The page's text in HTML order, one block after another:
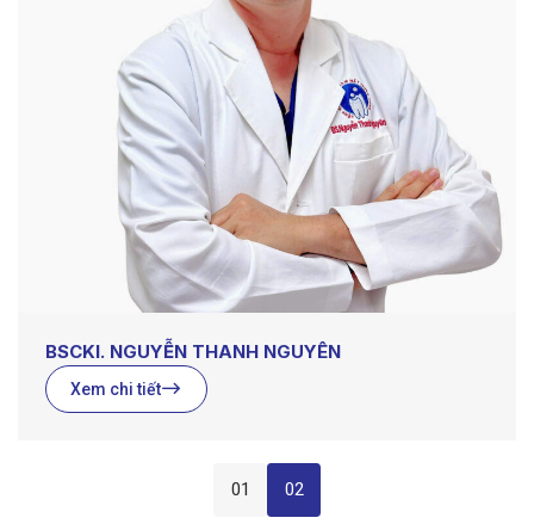
BSCKI. NGUYỄN THANH NGUYÊN
Xem chi tiết
01 02